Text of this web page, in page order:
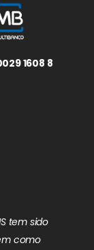
1608 8
tem sido
como